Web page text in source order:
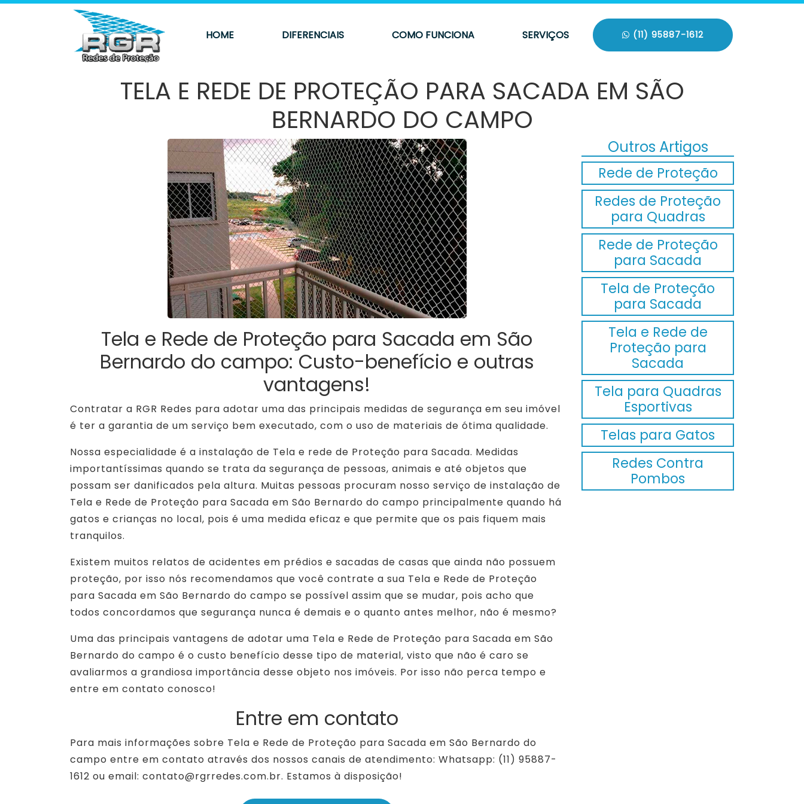
HOME DIFERENCIAIS COMO FUNCIONA SERVIÇOS (11) 95887-1612
TELA E REDE DE PROTEÇÃO PARA SACADA EM SÃO
BERNARDO DO CAMPO
Tela e Rede de Proteção para Sacada em São
Bernardo do campo: Custo-benefício e outras
vantagens!
Contratar a RGR Redes para adotar uma das principais medidas de segurança em seu imóvel
é ter a garantia de um serviço bem executado, com o uso de materiais de ótima qualidade.
Nossa especialidade é a instalação de Tela e rede de Proteção para Sacada. Medidas
importantíssimas quando se trata da segurança de pessoas, animais e até objetos que
possam ser danificados pela altura. Muitas pessoas procuram nosso serviço de instalação de
Tela e Rede de Proteção para Sacada em São Bernardo do campo principalmente quando há
gatos e crianças no local, pois é uma medida eficaz e que permite que os pais fiquem mais
tranquilos.
Existem muitos relatos de acidentes em prédios e sacadas de casas que ainda não possuem
proteção, por isso nós recomendamos que você contrate a sua Tela e Rede de Proteção
para Sacada em São Bernardo do campo se possível assim que se mudar, pois acho que
todos concordamos que segurança nunca é demais e o quanto antes melhor, não é mesmo?
Uma das principais vantagens de adotar uma Tela e Rede de Proteção para Sacada em São
Bernardo do campo é o custo benefício desse tipo de material, visto que não é caro se
avaliarmos a grandiosa importância desse objeto nos imóveis. Por isso não perca tempo e
entre em contato conosco!
Entre em contato
Para mais informações sobre Tela e Rede de Proteção para Sacada em São Bernardo do
campo entre em contato através dos nossos canais de atendimento: Whatsapp: (11) 95887-
1612 ou email: contato@rgrredes.com.br. Estamos à disposição!
Outros Artigos
Rede de Proteção
Redes de Proteção
para Quadras
Rede de Proteção
para Sacada
Tela de Proteção
para Sacada
Tela e Rede de
Proteção para
Sacada
Tela para Quadras
Esportivas
Telas para Gatos
Redes Contra
Pombos